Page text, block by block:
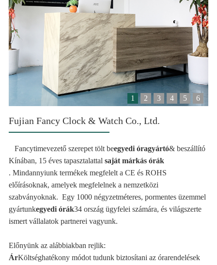
1 2 3 4 5 6
Fujian Fancy Clock & Watch Co., Ltd.
Fancytimevezető szerepet tölt beegyedi óragyártó& beszállító
Kínában, 15 éves tapasztalattal saját márkásórák
. Mindannyiunk termékekmegfelelt a CE és ROHS
előírásoknak, amelyek megfelelnek a nemzetközi
szabványoknak. Egy 1000 négyzetméteres, pormentes üzemmel
gyártunkegyedi órák34 ország ügyfelei számára, és világszerte
ismert vállalatok partnerei vagyunk.
Előnyünk az alábbiakban rejlik:
ÁrKöltséghatékony módot tudunk biztosítani az órarendelések